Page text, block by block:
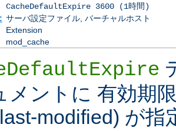
CacheDefaultExpire 3600 (1時間)
サーバ設定ファイル, バーチャルホスト
Extension
mod_cache
メントに 有効期
modified) が